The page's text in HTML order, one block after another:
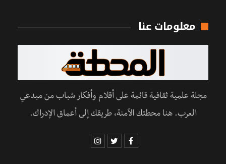
معلومات عنا
مجلة علمية ثقافية قائمة على أقلام وأفكار شباب من مبدعي
العرب. هنا محطتك الآمنة، طريقك إلى أعماق الإدراك.